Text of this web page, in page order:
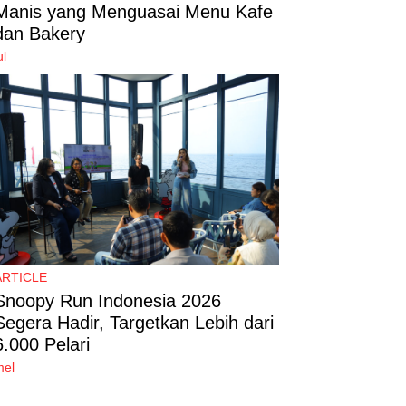
yang Menguasai Menu Kafe
Bakery
Run Indonesia 2026
Hadir, Targetkan Lebih dari
Pelari